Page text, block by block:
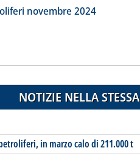
alla notizia
novembre 2024
NOTIZIE NELLA
in marzo calo di 211.000 t